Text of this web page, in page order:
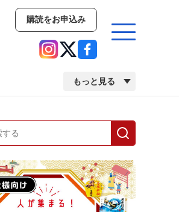
購読をお申込み
もっと見る
イベント
人事・移転・異動・訃報
人事・移転・異動・訃報